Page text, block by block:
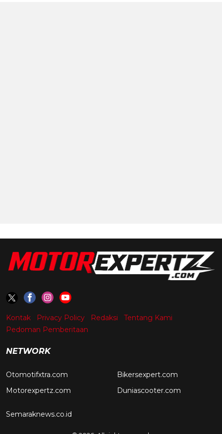
Kontak Privacy Policy Redaksi
Tentang Kami
Pedoman Pemberitaan
NETWORK
Otomotifxtra.com
Motorexpertz.com
Bikersexpert.com
Duniascooter.com
Semaraknews.co.id